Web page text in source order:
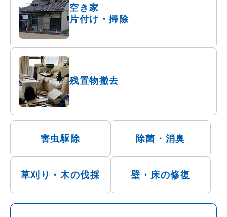
空き家
片付け・掃除
残置物撤去
害虫駆除 除菌・消臭
草刈り・木の伐採 壁・床の修復